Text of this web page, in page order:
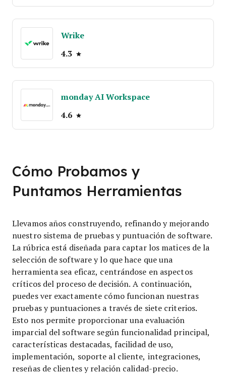
Wrike
4.3
monday AI Workspace
4.6
Cómo Probamos y
Puntamos Herramientas
Llevamos años construyendo, refinando y mejorando
nuestro sistema de pruebas y puntuación de software.
La rúbrica está diseñada para captar los matices de la
selección de software y lo que hace que una
herramienta sea eficaz, centrándose en aspectos
críticos del proceso de decisión. A continuación,
puedes ver exactamente cómo funcionan nuestras
pruebas y puntuaciones a través de siete criterios.
Esto nos permite proporcionar una evaluación
imparcial del software según funcionalidad principal,
características destacadas, facilidad de uso,
implementación, soporte al cliente, integraciones,
reseñas de clientes y relación calidad-precio.